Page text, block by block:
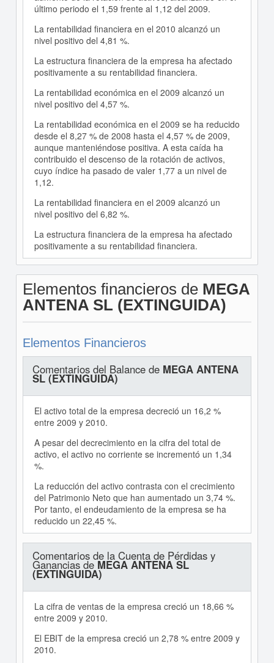
último periodo el 1,59 frente al 1,12 del 2009.
La rentabilidad financiera en el 2010 alcanzó un
nivel positivo del 4,81 %.
La estructura financiera de la empresa ha afectado
positivamente a su rentabilidad financiera.
La rentabilidad económica en el 2009 alcanzó un
nivel positivo del 4,57 %.
La rentabilidad económica en el 2009 se ha reducido
desde el 8,27 % de 2008 hasta el 4,57 % de 2009,
aunque manteniéndose positiva. A esta caída ha
contribuido el descenso de la rotación de activos,
cuyo índice ha pasado de valer 1,77 a un nivel de
1,12.
La rentabilidad financiera en el 2009 alcanzó un
nivel positivo del 6,82 %.
La estructura financiera de la empresa ha afectado
positivamente a su rentabilidad financiera.
Elementos financieros de MEGA
ANTENA SL (EXTINGUIDA)
Elementos Financieros
Comentarios del Balance de MEGA ANTENA
SL (EXTINGUIDA)
El activo total de la empresa decreció un 16,2 %
entre 2009 y 2010.
A pesar del decrecimiento en la cifra del total de
activo, el activo no corriente se incrementó un 1,34
%.
La reducción del activo contrasta con el crecimiento
del Patrimonio Neto que han aumentado un 3,74 %.
Por tanto, el endeudamiento de la empresa se ha
reducido un 22,45 %.
Comentarios de la Cuenta de Pérdidas y
Ganancias deMEGA ANTENA SL
(EXTINGUIDA)
La cifra de ventas de la empresa creció un 18,66 %
entre 2009 y 2010.
El EBIT de la empresa creció un 2,78 % entre 2009 y
2010.